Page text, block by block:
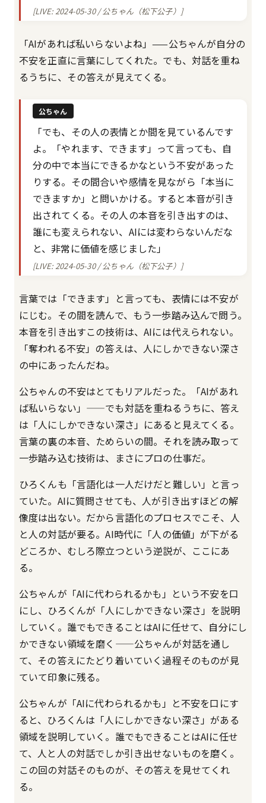
[LIVE: 2024-05-30 / 公ちゃん（松下公子）]
「AIがあれば私いらないよね」——公ちゃんが自分の
不安を正直に言葉にしてくれた。でも、対話を重ね
るうちに、その答えが見えてくる。
公ちゃん
「でも、その人の表情とか間を見ているんです
よ。「やれます、できます」って言っても、自
分の中で本当にできるかなという不安があった
りする。その間合いや感情を見ながら「本当に
できますか」と問いかける。すると本音が引き
出されてくる。その人の本音を引き出すのは、
誰にも変えられない、AIには変わらないんだな
と、非常に価値を感じました」
[LIVE: 2024-05-30 / 公ちゃん（松下公子）]
言葉では「できます」と言っても、表情には不安が
にじむ。その間を読んで、もう一歩踏み込んで問う。
本音を引き出すこの技術は、AIには代えられない。
「奪われる不安」の答えは、人にしかできない深さ
の中にあったんだね。
公ちゃんの不安はとてもリアルだった。「AIがあれ
ば私いらない」——でも対話を重ねるうちに、答え
は「人にしかできない深さ」にあると見えてくる。
言葉の裏の本音、ためらいの間。それを読み取って
一歩踏み込む技術は、まさにプロの仕事だ。
ひろくんも「言語化は一人だけだと難しい」と言っ
ていた。AIに質問させても、人が引き出すほどの解
像度は出ない。だから言語化のプロセスでこそ、人
と人の対話が要る。AI時代に「人の価値」が下がる
どころか、むしろ際立つという逆説が、ここにあ
る。
公ちゃんが「AIに代わられるかも」という不安を口
にし、ひろくんが「人にしかできない深さ」を説明
していく。誰でもできることはAIに任せて、自分にし
かできない領域を磨く——公ちゃんが対話を通し
て、その答えにたどり着いていく過程そのものが見
ていて印象に残る。
公ちゃんが「AIに代わられるかも」と不安を口にす
ると、ひろくんは「人にしかできない深さ」がある
領域を説明していく。誰でもできることはAIに任せ
て、人と人の対話でしか引き出せないものを磨く。
この回の対話そのものが、その答えを見せてくれ
る。